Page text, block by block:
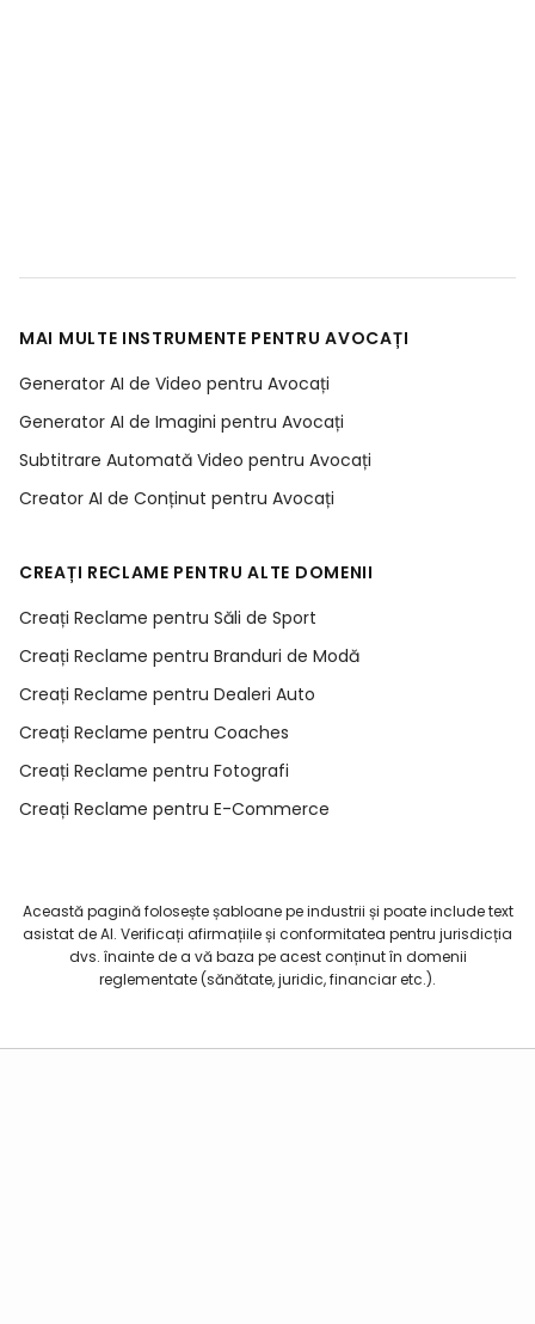
MAI MULTE INSTRUMENTE PENTRU AVOCAȚI
Generator AI de Video pentru Avocați
Generator AI de Imagini pentru Avocați
Subtitrare Automată Video pentru Avocați
Creator AI de Conținut pentru Avocați
CREAȚI RECLAME PENTRU ALTE DOMENII
Creați Reclame pentru Săli de Sport
Creați Reclame pentru Branduri de Modă
Creați Reclame pentru Dealeri Auto
Creați Reclame pentru Coaches
Creați Reclame pentru Fotografi
Creați Reclame pentru E-Commerce
Această pagină folosește șabloane pe industrii și poate include text
asistat de AI. Verificați afirmațiile și conformitatea pentru jurisdicția
dvs. înainte de a vă baza pe acest conținut în domenii
reglementate (sănătate, juridic, financiar etc.).